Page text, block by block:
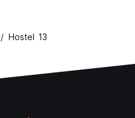
Hostel 13